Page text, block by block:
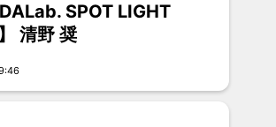
SPOT LIGHT
清野 奨